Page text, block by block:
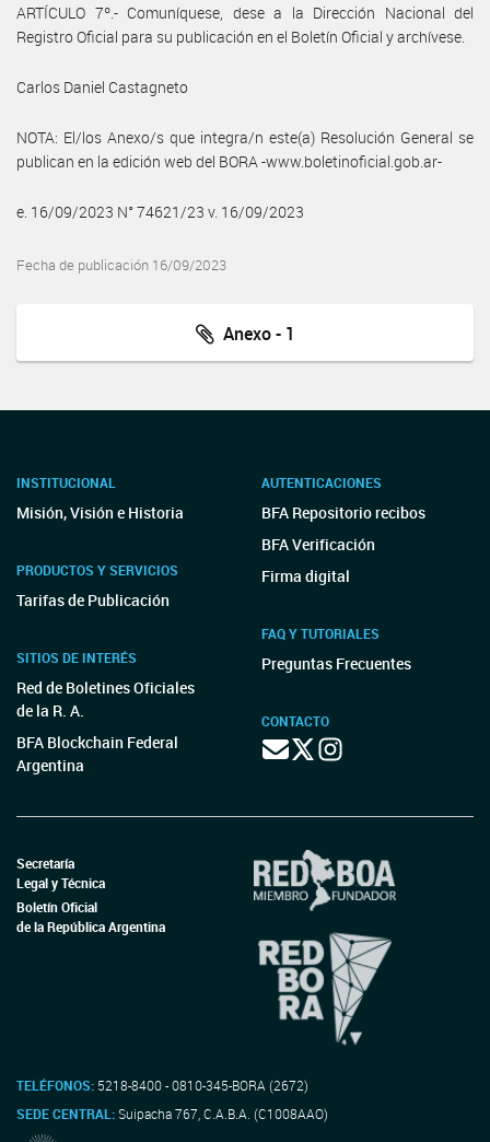
ARTÍCULO 7º.- Comuníquese, dese a la Dirección Nacional del
Registro Oficial para su publicación en el Boletín Oficial y archívese.
Carlos Daniel Castagneto
NOTA: El/los Anexo/s que integra/n este(a) Resolución General se
publican en la edición web del BORA -www.boletinoficial.gob.ar-
e. 16/09/2023 N° 74621/23 v. 16/09/2023
Fecha de publicación 16/09/2023
Anexo - 1
INSTITUCIONAL
Misión, Visión e Historia
PRODUCTOS Y SERVICIOS
Tarifas de Publicación
SITIOS DE INTERÉS
Red de Boletines Oficiales
de la R. A.
BFA Blockchain Federal
Argentina
AUTENTICACIONES
BFA Repositorio recibos
BFA Verificación
Firma digital
FAQ Y TUTORIALES
Preguntas Frecuentes
CONTACTO
Secretaría
Legal y Técnica
Boletín Oficial
de la República Argentina
TELÉFONOS: 5218-8400 - 0810-345-BORA (2672)
SEDE CENTRAL:Suipacha 767, C.A.B.A. (C1008AAO)